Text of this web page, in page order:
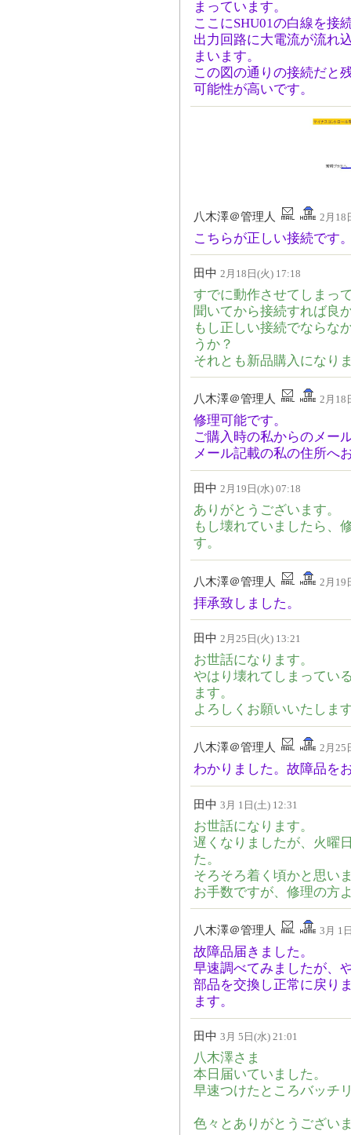
まっています。
ここにSHU01の白線を接
出力回路に大電流が流れ
まいます。
この図の通りの接続だと
可能性が高いです。
八木澤＠管理人 2月18
こちらが正しい接続です
田中 2月18日(火) 17:18
すでに動作させてしまっ
聞いてから接続すれば良
もし正しい接続でならな
うか？
それとも新品購入になり
八木澤＠管理人 2月18
修理可能です。
ご購入時の私からのメー
メール記載の私の住所へ
田中 2月19日(水) 07:18
ありがとうございます。
もし壊れていましたら、
す。
八木澤＠管理人 2月19
拝承致しました
田中 2月25日(火) 13:21
お世話になります。
やはり壊れてしまってい
ます。
よろしくお願いいたしま
八木澤＠管理人 2月25
わかりました。故障品を
田中 3月 1日(土) 12:31
お世話になります。
遅くなりましたが、火曜
た。
そろそろ着く頃かと思い
お手数ですが、修理の方
八木澤＠管理人 3月 1
故障品届きました。
早速調べてみましたが、
部品を交換し正常に戻り
ます。
田中 3月 5日(水) 21:01
八木澤さま
本日届いていました。
早速つけたところバッチ
色々とありがとうござい